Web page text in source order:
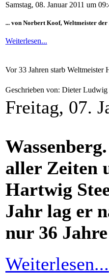
Samstag, 08. Januar 2011 um
... von Norbert Koof, Weltmeister
Weiterlesen...
Vor 33 Jahren starb
Geschrieben von: Dieter Ludwig
Freitag, 07.
aller Zeiten
Hartwig
Jahr lag er
nur 36
Weiterlesen...